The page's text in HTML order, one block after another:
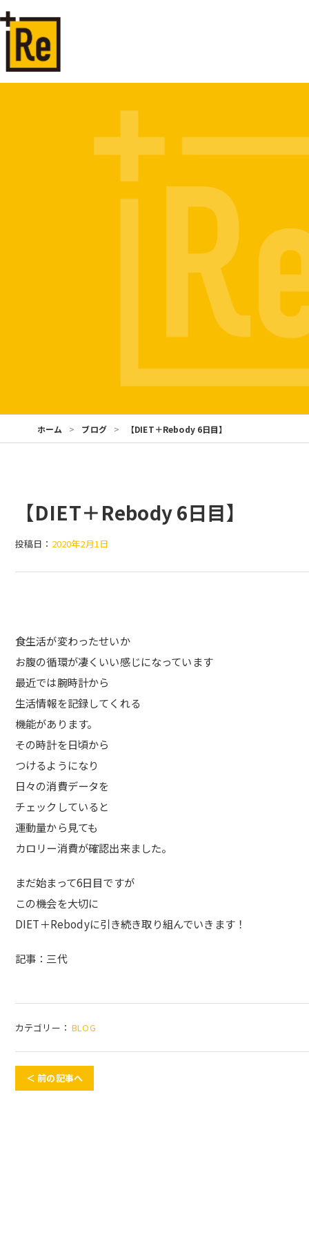
ホーム ブログ 【DIET＋Rebody 6日目】
【DIET＋Rebody 6日目】
投稿日： 2020年2月1日
食生活が変わったせいか
お腹の循環が凄くいい感じになっています
最近では腕時計から
生活情報を記録してくれる
機能があります。
その時計を日頃から
つけるようになり
日々の消費データを
チェックしていると
運動量から見ても
カロリー消費が確認出来ました。
まだ始まって6日目ですが
この機会を大切に
DIET＋Rebodyに引き続き取り組んでいきます！
記事：三代
カテゴリー： BLOG
＜ 前の記事へ